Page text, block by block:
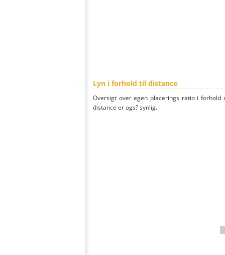
Lyn i forhold til distance
Oversigt over egen placerings ratio i
distance er ogs? synlig.